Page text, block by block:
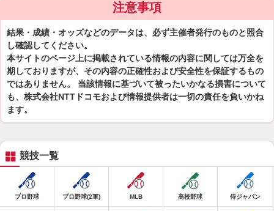
注意事項
結果・成績・オッズなどのデータは、必ず主催者発行のものと照合
し確認してください。
本サイトのページ上に掲載されている情報の内容に関しては万全を
期しておりますが、その内容の正確性および安全性を保証するもの
ではありません。 当該情報に基づいて被ったいかなる損害について
も、株式会社NTTドコモおよび情報提供者は一切の責任を負いかね
ます。
競技一覧
プロ野球 プロ野球(2軍) MLB 高校野球 侍ジャパン